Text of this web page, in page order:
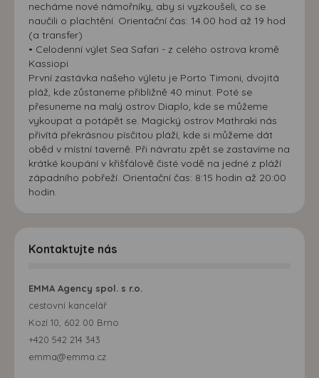
necháme nové námořníky, aby si vyzkoušeli, co se
naučili o plachtění. Orientační čas: 14.00 hod až 19 hod
(a transfer)
• Celodenní výlet Sea Safari - z celého ostrova kromě
Kassiopi
První zastávka našeho výletu je Porto Timoni, dvojitá
pláž, kde zůstaneme přibližně 40 minut. Poté se
přesuneme na malý ostrov Diaplo, kde se můžeme
vykoupat a potápět se. Magický ostrov Mathraki nás
přivítá překrásnou písčitou pláží, kde si můžeme dát
oběd v místní taverně. Při návratu zpět se zastavíme na
krátké koupání v křišťálově čisté vodě na jedné z pláží
západního pobřeží. Orientační čas: 8:15 hodin až 20:00
hodin.
Kontaktujte nás
EMMA Agency spol. s r.o.
cestovní kancelář
Kozí 10, 602 00 Brno
+420 542 214 343
emma@emma.cz